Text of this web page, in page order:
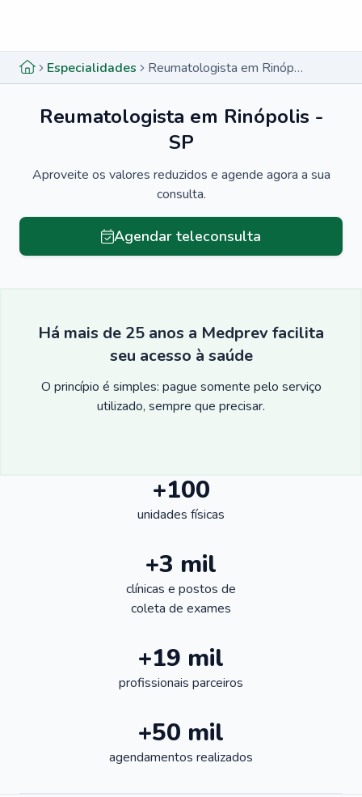
Especialidades Reumatologista em Rinópolis - SP
Reumatologista em Rinópolis -
SP
Aproveite os valores reduzidos e agende agora a sua
consulta.
Agendar teleconsulta
Há mais de 25 anos a Medprev facilita
seu acesso à saúde
O princípio é simples: pague somente pelo serviço
utilizado, sempre que precisar.
+100
unidades físicas
+3 mil
clínicas e postos de
coleta de exames
+19 mil
profissionais parceiros
+50 mil
agendamentos realizados